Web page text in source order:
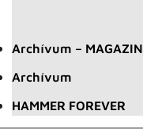
Archívum – MAGAZIN
Archívum
HAMMER FOREVER